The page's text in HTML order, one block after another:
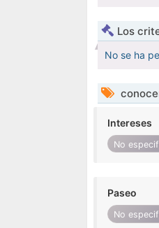
Los
No se ha
Intereses
No
Paseo
No